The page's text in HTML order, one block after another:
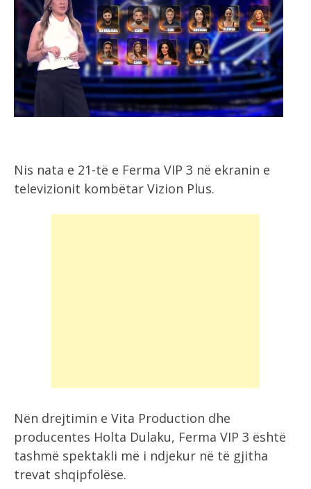
Nis nata e 21-të e Ferma VIP 3 në ekranin e
televizionit kombëtar Vizion Plus.
Nën drejtimin e Vita Production dhe
producentes Holta Dulaku, Ferma VIP 3 është
tashmë spektakli më i ndjekur në të gjitha
trevat shqipfolëse.